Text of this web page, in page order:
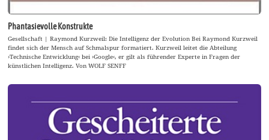
Phantasievolle Konstrukte
Gesellschaft | Raymond Kurzweil: Die Intelligenz der Evolution Bei Raymond Kurzweil
findet sich der Mensch auf Schmalspur formatiert. Kurzweil leitet die Abteilung
›Technische Entwicklung‹ bei ›Google‹, er gilt als führender Experte in Fragen der
künstlichen Intelligenz. Von WOLF SENFF